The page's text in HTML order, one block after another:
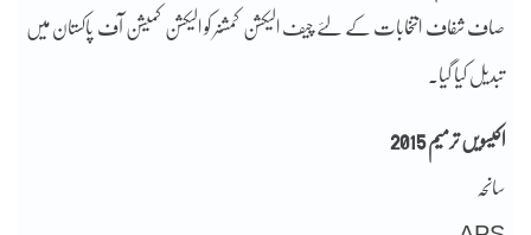
صاف شفاف انتخابات کے لئے چیف الیکشن کمشنر کو الیکشن کمیشن آف پاکستان میں
تبدیل کیا گیا۔
اکیسویں ترمیم 2015
سانحہ